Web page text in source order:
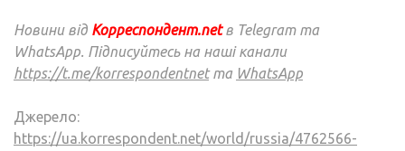
Новини від Корреспондент.netв Telegram та
WhatsApp. Підписуйтесь на наші канали
https://t.me/korrespondentnetта WhatsApp
Джерело:
https://ua.korrespondent.net/world/russia/4762566-